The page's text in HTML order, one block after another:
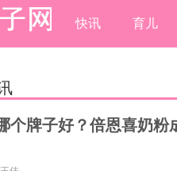
快讯 育儿
个牌子好？倍恩喜奶粉